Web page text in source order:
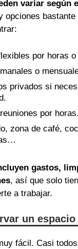
variar según
opciones
por horas
o
privados si
por horas.
zona de café,
gastos,
, así que solo
a trabajar.
un
fácil. Casi